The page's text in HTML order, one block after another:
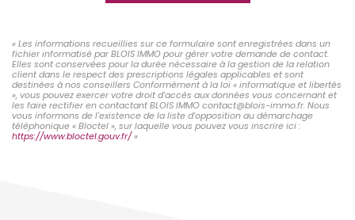
« Les informations recueillies sur ce formulaire sont enregistrées dans un
fichier informatisé par BLOIS IMMO pour gérer votre demande de contact.
Elles sont conservées pour la durée nécessaire à la gestion de la relation
client dans le respect des prescriptions légales applicables et sont
destinées à nos conseillers Conformément à la loi « informatique et libertés
», vous pouvez exercer votre droit d'accès aux données vous concernant et
les faire rectifier en contactant BLOIS IMMO contact@blois-immo.fr. Nous
vous informons de l'existence de la liste d'opposition au démarchage
téléphonique « Bloctel », sur laquelle vous pouvez vous inscrire ici :
https://www.bloctel.gouv.fr/»